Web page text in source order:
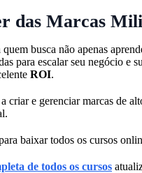
das Marcas
busca não apenas
para escalar seu negócio e
ROI.
criar e gerenciar marcas de
baixar todos os cursos
de todos os cursos